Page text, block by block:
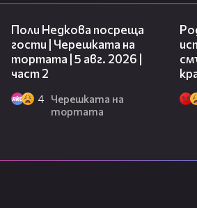
Поли Недкова посреща
гости | Черешката на
тортата | 5 авг. 2026 |
част 2
4
Черешката на
тортата